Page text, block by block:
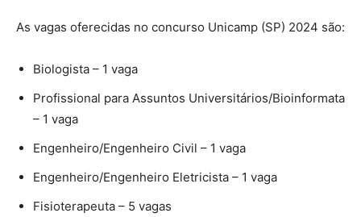
As vagas oferecidas no concurso Unicamp (SP) 2024 são:
Biologista – 1 vaga
Profissional para Assuntos Universitários/Bioinformata
– 1 vaga
Engenheiro/Engenheiro Civil – 1 vaga
Engenheiro/Engenheiro Eletricista – 1 vaga
Fisioterapeuta – 5 vagas